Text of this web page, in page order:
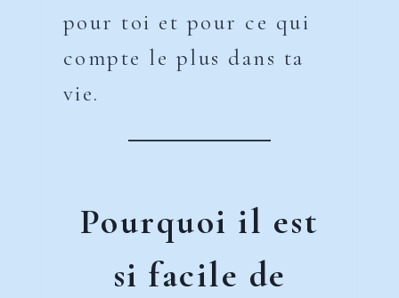
pour toi et pour ce qui
compte le plus dans ta
vie.
Pourquoi il est
si facile de